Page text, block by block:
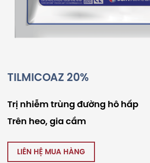
TILMICOAZ 20%
Trị nhiễm trùng đường hô hấp
Trên heo, gia cầm
LIÊN HỆ MUA HÀNG